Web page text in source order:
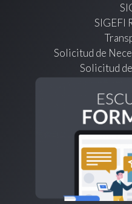
SIGEFI
Solicitud de
Solicitud